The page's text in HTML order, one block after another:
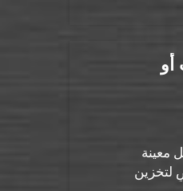
أو
معينة
لتخزين